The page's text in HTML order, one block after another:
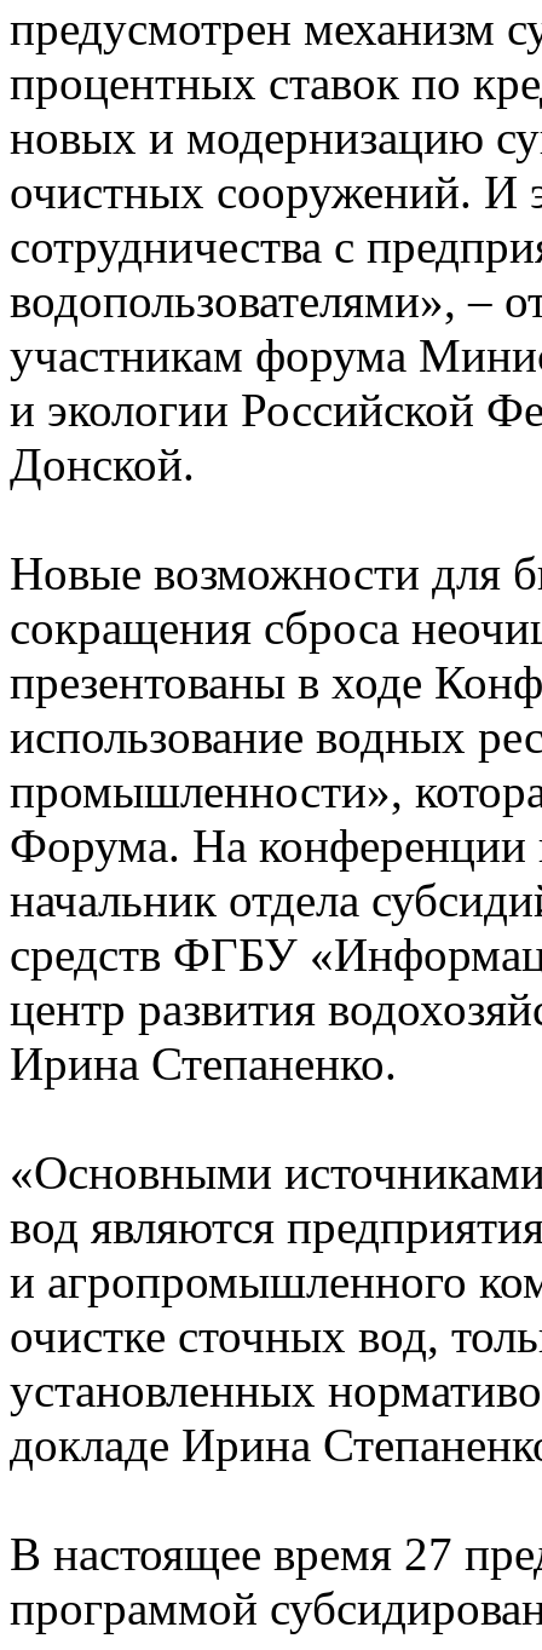
предусмотрен механизм
процентных ставок по
новых и модернизацию
очистных сооружений. И
сотрудничества с
водопользователями», –
участникам форума
и экологии Российской
Донской.
Новые возможности для
сокращения сброса
презентованы в ходе
использование водных
промышленности»,
Форума. На конференции
начальник отдела
средств ФГБУ
центр развития
Ирина Степаненко.
«Основными
вод являются
и агропромышленного
очистке сточных вод,
установленных
докладе Ирина
В настоящее время 27
программой